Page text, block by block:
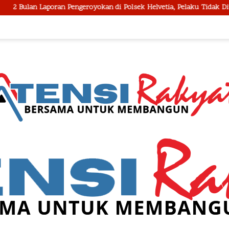
di Polsek Helvetia, Pelaku Tidak Ditangkap, Pengacara